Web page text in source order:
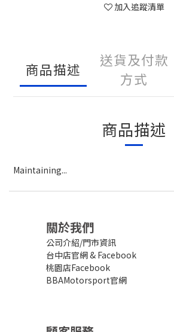
加入追蹤清單
商品描述
送貨及付款
方式
商品描述
Maintaining...
關於我們
公司介紹/門市資訊
台中店官網& Facebook
桃園店Facebook
BBAMotorsport官網